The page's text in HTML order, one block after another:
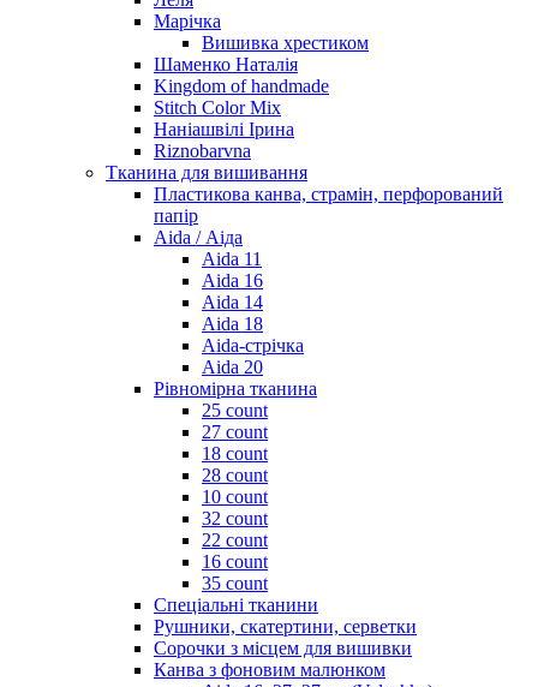
Марічка
Вишивка хрестиком
Шаменко Наталія
Kingdom of handmade
Stitch Color Mix
Наніашвілі Ірина
Riznobarvna
Тканина для вишивання
Пластикова канва, страмін, перфорований
папір
Aida / Аіда
Aida 11
Aida 16
Aida 14
Aida 18
Aida-стрічка
Aida 20
Рівномірна тканина
25 count
27 count
18 count
28 count
10 count
32 count
22 count
16 count
35 count
Спеціальні тканини
Рушники, скатертини, серветки
Сорочки з місцем для вишивки
Канва з фоновим малюнком